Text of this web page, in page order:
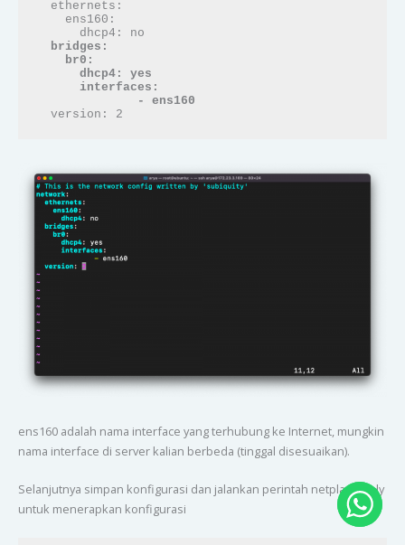
bridges:
      dhcp4: yes
      interfaces:
              - ens160
  version: 2
ens160 adalah nama interface yang terhubung ke Internet, mungkin
nama interface di server kalian berbeda (tinggal disesuaikan).
Selanjutnya simpan konfigurasi dan jalankan perintah netplan apply
untuk menerapkan konfigurasi